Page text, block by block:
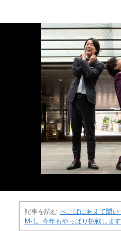
記事を読む ぺこぱにあえて聞
M-1。今年もやっぱり挑戦します